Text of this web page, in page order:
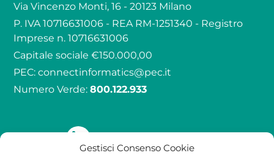
Gestisci Consenso Cookie
Via Vincenzo Monti, 16 - 20123 Milano
P. IVA 10716631006 - REA RM-1251340 - Registro
Imprese n. 10716631006
Capitale sociale €150.000,00
PEC:connectinformatics@pec.it
Numero Verde:800.122.933